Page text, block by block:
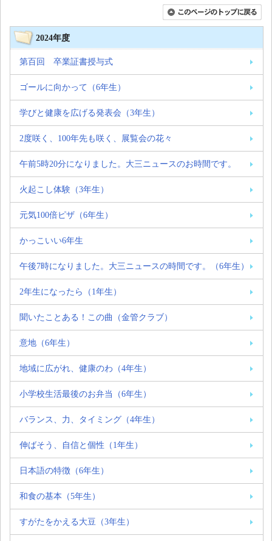
2024年度
第百回 卒業証書授与式
ゴールに向かって（6年生）
学びと健康を広げる発表会（3年生）
2度咲く、100年先も咲く、展覧会の花々
午前5時20分になりました。大三ニュースのお時間です。
火起こし体験（3年生）
元気100倍ピザ（6年生）
かっこいい6年生
午後7時になりました。大三ニュースの時間です。（6年生）
2年生になったら（1年生）
聞いたことある！この曲（金管クラブ）
意地（6年生）
地域に広がれ、健康のわ（4年生）
小学校生活最後のお弁当（6年生）
バランス、力、タイミング（4年生）
伸ばそう、自信と個性（1年生）
日本語の特徴（6年生）
和食の基本（5年生）
すがたをかえる大豆（3年生）